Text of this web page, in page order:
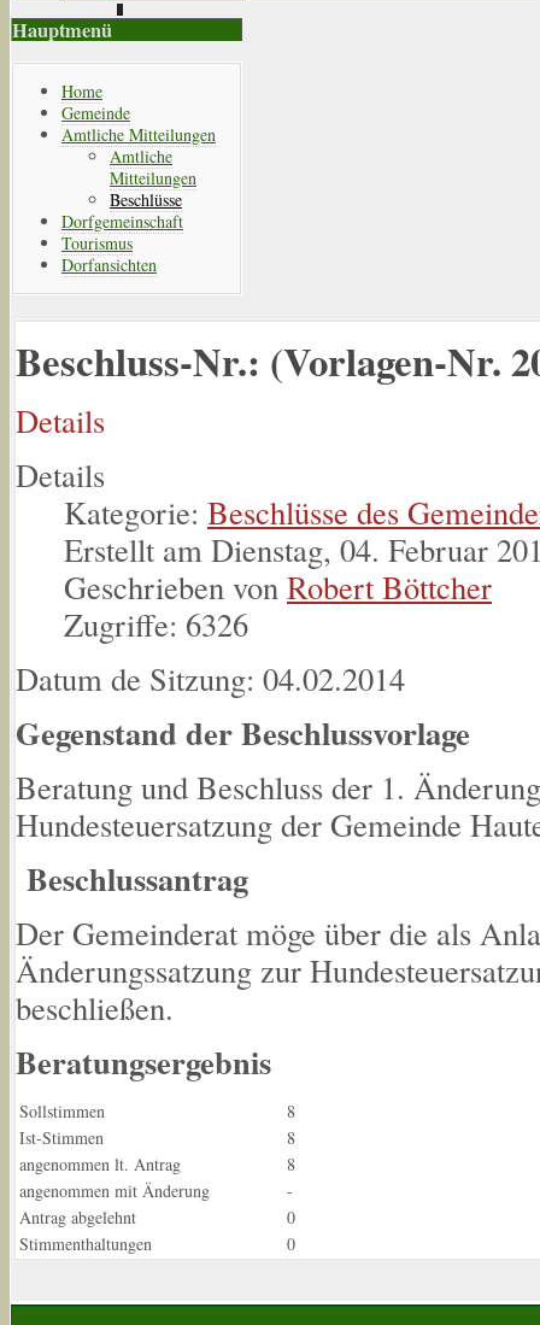
Hauptmenü
Home
Gemeinde
Amtliche Mitteilungen
Amtliche
Mitteilungen
Beschlüsse
Dorfgemeinschaft
Tourismus
Dorfansichten
Beschluss-Nr.: (Vorlagen-Nr.
Details
Details
Kategorie: Beschlüsse des
Erstellt am Dienstag, 04. Februar
Geschrieben von Robert Böttcher
Zugriffe: 6326
Datum de Sitzung: 04.02.2014
Gegenstand der Beschlussvorlage
Beratung und Beschluss der 1.
Hundesteuersatzung der Gemeinde
Beschlussantrag
Der Gemeinderat möge über die als
Änderungssatzung zur
beschließen.
Beratungsergebnis
Sollstimmen
8
Ist-Stimmen
8
angenommen lt. Antrag
8
angenommen mit Änderung
-
Antrag abgelehnt
0
Stimmenthaltungen
0